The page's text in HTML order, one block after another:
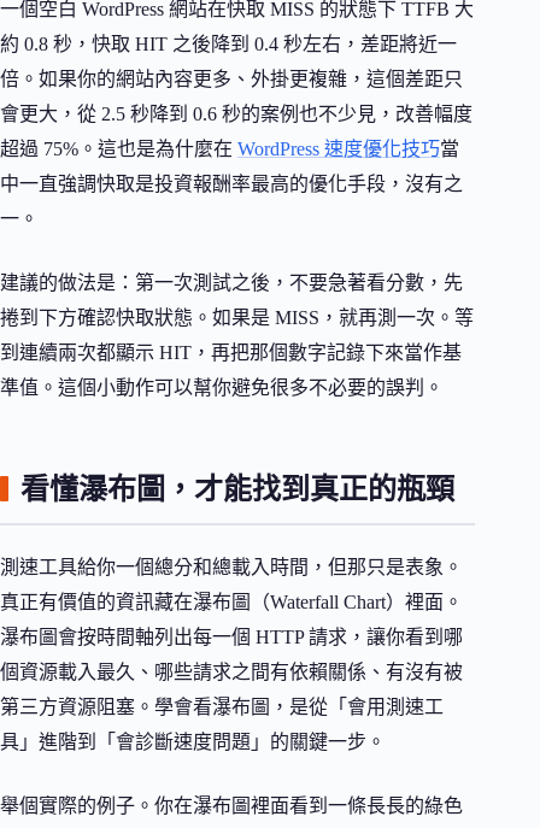
一個空白 WordPress 網站在快取 MISS 的狀態下 TTFB 大
約 0.8 秒，快取 HIT 之後降到 0.4 秒左右，差距將近一
倍。如果你的網站內容更多、外掛更複雜，這個差距只
會更大，從 2.5 秒降到 0.6 秒的案例也不少見，改善幅度
超過 75%。這也是為什麼在 WordPress 速度優化技巧當
中一直強調快取是投資報酬率最高的優化手段，沒有之
一。
建議的做法是：第一次測試之後，不要急著看分數，先
捲到下方確認快取狀態。如果是 MISS，就再測一次。等
到連續兩次都顯示 HIT，再把那個數字記錄下來當作基
準值。這個小動作可以幫你避免很多不必要的誤判。
看懂瀑布圖，才能找到真正的瓶頸
測速工具給你一個總分和總載入時間，但那只是表象。
真正有價值的資訊藏在瀑布圖（Waterfall Chart）裡面。
瀑布圖會按時間軸列出每一個 HTTP 請求，讓你看到哪
個資源載入最久、哪些請求之間有依賴關係、有沒有被
第三方資源阻塞。學會看瀑布圖，是從「會用測速工
具」進階到「會診斷速度問題」的關鍵一步。
舉個實際的例子。你在瀑布圖裡面看到一條長長的綠色